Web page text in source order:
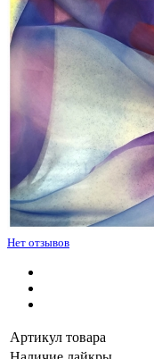
Нет отзывов
Артикул товара